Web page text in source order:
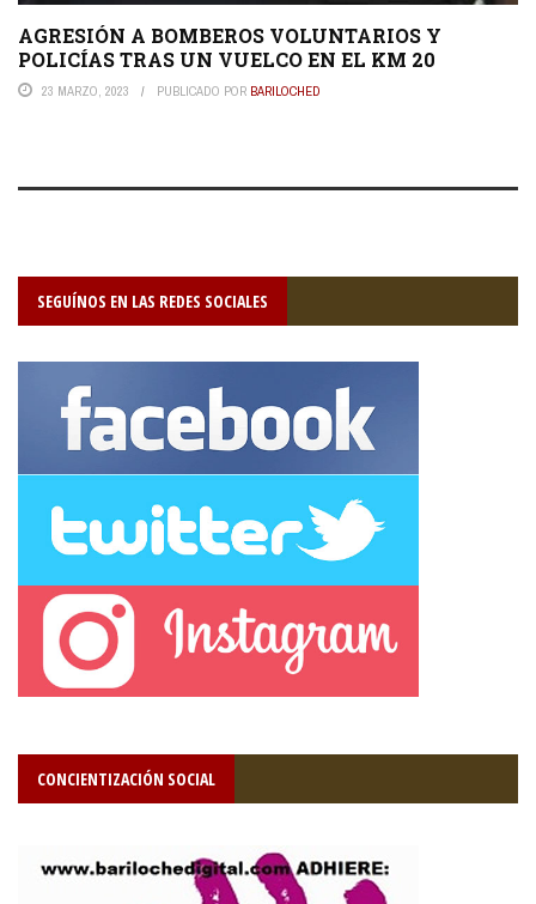
AGRESIÓN A BOMBEROS VOLUNTARIOS Y
POLICÍAS TRAS UN VUELCO EN EL KM 20
23 MARZO, 2023 PUBLICADO POR BARILOCHED
SEGUÍNOS EN LAS REDES SOCIALES
CONCIENTIZACIÓN SOCIAL